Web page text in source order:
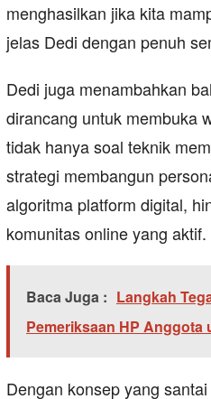
menghasilkan jika kita
jelas Dedi dengan penuh
Dedi juga menambahkan
dirancang untuk membuka
tidak hanya soal teknik
strategi membangun
algoritma platform digital,
komunitas online yang aktif.
Baca Juga : Langkah
Pemeriksaan HP
Dengan konsep yang